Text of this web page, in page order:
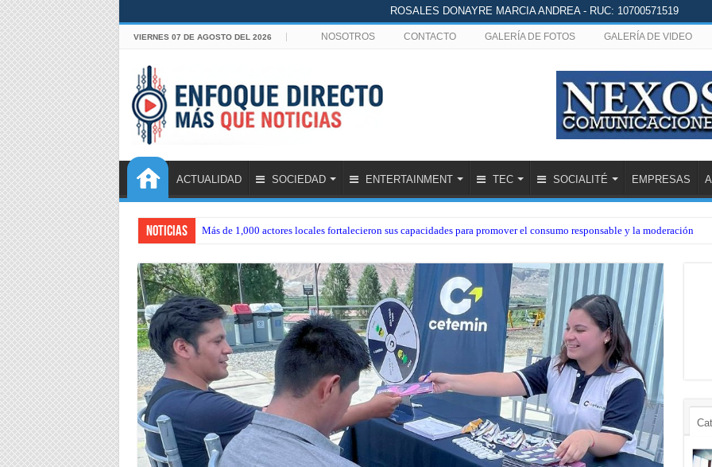
ROSALES DONAYRE MARCIA ANDREA - RUC: 10700571519
VIERNES 07 DE AGOSTO DEL 2026 NOSOTROS CONTACTO GALERÍA DE FOTOS GALERÍA DE VIDEO
ACTUALIDAD SOCIEDAD ENTERTAINMENT TEC SOCIALITÉ EMPRESAS
Noticias Más de 1,000 actores locales fortalecieron sus capacidades para promover el consumo responsable y la moderación